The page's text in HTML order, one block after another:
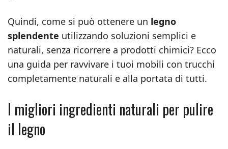
Quindi, come si può ottenere un legno
splendente utilizzando soluzioni semplici e
naturali, senza ricorrere a prodotti chimici? Ecco
una guida per ravvivare i tuoi mobili con trucchi
completamente naturali e alla portata di tutti.
I migliori ingredienti naturali per pulire
il legno